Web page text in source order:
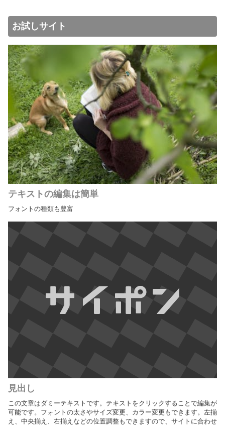
お試しサイト
テキストの編集は簡単
フォントの種類も豊富
見出し
この文章はダミーテキストです。テキストをクリックすることで編集が
可能です。フォントの太さやサイズ変更、カラー変更もできます。左揃
え、中央揃え、右揃えなどの位置調整もできますので、サイトに合わせ